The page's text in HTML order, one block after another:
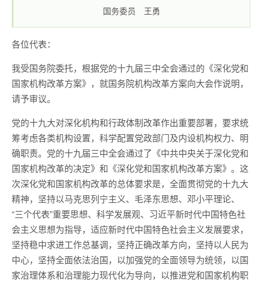
国务委员 王勇
各位代表：
我受国务院委托，根据党的十九届三中全会通过的《深化党和
国家机构改革方案》，就国务院机构改革方案向大会作说明，
请予审议。
党的十九大对深化机构和行政体制改革作出重要部署，要求统
筹考虑各类机构设置，科学配置党政部门及内设机构权力、明
确职责。党的十九届三中全会通过了《中共中央关于深化党和
国家机构改革的决定》和《深化党和国家机构改革方案》。这
次深化党和国家机构改革的总体要求是，全面贯彻党的十九大
精神，坚持以马克思列宁主义、毛泽东思想、邓小平理论、
“三个代表”重要思想、科学发展观、习近平新时代中国特色社
会主义思想为指导，适应新时代中国特色社会主义发展要求，
坚持稳中求进工作总基调，坚持正确改革方向，坚持以人民为
中心，坚持全面依法治国，以加强党的全面领导为统领，以国
家治理体系和治理能力现代化为导向，以推进党和国家机构职